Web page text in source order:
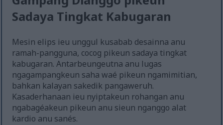
Sadaya Tingkat Kabugaran
Mesin elips ieu unggul kusabab desainna anu
ramah-pangguna, cocog pikeun sadaya tingkat
kabugaran. Antarbeungeutna anu lugas
ngagampangkeun saha waé pikeun ngamimitian,
bahkan kalayan sakedik pangaweruh.
Kasaderhanaan ieu nyiptakeun rohangan anu
ngabagéakeun pikeun anu sieun nganggo alat
kardio anu sanés.